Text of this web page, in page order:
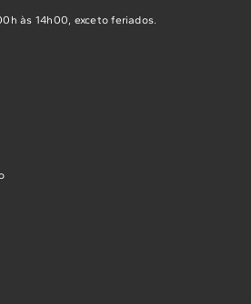
às 14h00, exceto feriados.